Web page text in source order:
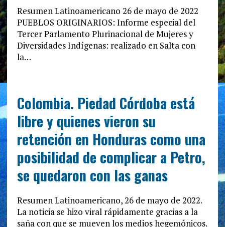
Resumen Latinoamericano 26 de mayo de 2022
PUEBLOS ORIGINARIOS: Informe especial del
Tercer Parlamento Plurinacional de Mujeres y
Diversidades Indígenas: realizado en Salta con
la…
Colombia. Piedad Córdoba está
libre y quienes vieron su
retención en Honduras como una
posibilidad de complicar a Petro,
se quedaron con las ganas
Resumen Latinoamericano, 26 de mayo de 2022.
La noticia se hizo viral rápidamente gracias a la
saña con que se mueven los medios hegemónicos.